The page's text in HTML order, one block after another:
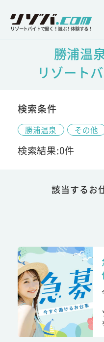
リゾートバイトで働く！遊ぶ！体験する！
勝浦温
リゾート
検索条件
勝浦温泉 その他
検索結果:0件
該当するお